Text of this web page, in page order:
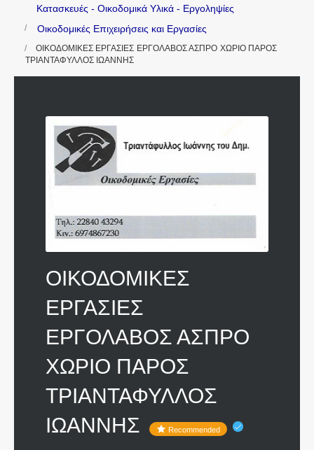
Κατασκευές - Οικοδομικά Υλικά - Εργοληψίες
Οικοδομικές Επιχειρήσεις και Εργασίες
ΟΙΚΟΔΟΜΙΚΕΣ ΕΡΓΑΣΙΕΣ ΕΡΓΟΛΑΒΟΣ ΑΣΠΡΟ ΧΩΡΙΟ ΠΑΡΟΣ
ΤΡΙΑΝΤΑΦΥΛΛΟΣ ΙΩΑΝΝΗΣ
ΟΙΚΟΔΟΜΙΚΕΣ
ΕΡΓΑΣΙΕΣ
ΕΡΓΟΛΑΒΟΣ ΑΣΠΡΟ
ΧΩΡΙΟ ΠΑΡΟΣ
ΤΡΙΑΝΤΑΦΥΛΛΟΣ
ΙΩΑΝΝΗΣ
Recommended